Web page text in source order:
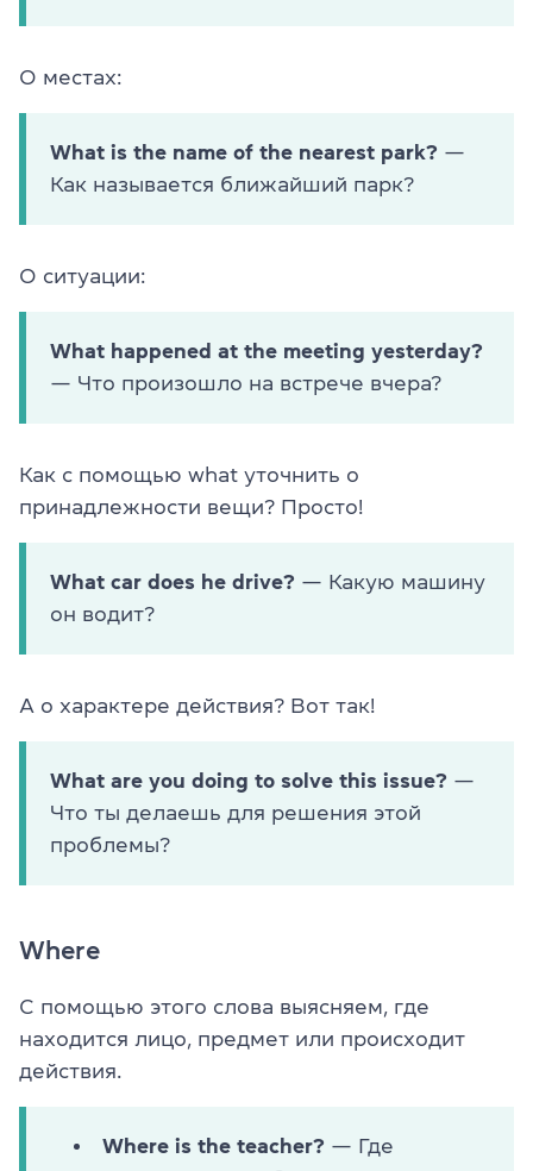
О местах:
What is the name of the nearest park? —
Как называется ближайший парк?
О ситуации:
What happened at the meeting yesterday?
— Что произошло на встрече вчера?
Как с помощью what уточнить о
принадлежности вещи? Просто!
What car does he drive? — Какую машину
он водит?
А о характере действия? Вот так!
What are you doing to solve this issue? —
Что ты делаешь для решения этой
проблемы?
Where
С помощью этого слова выясняем, где
находится лицо, предмет или происходит
действия.
Where is the teacher? — Где